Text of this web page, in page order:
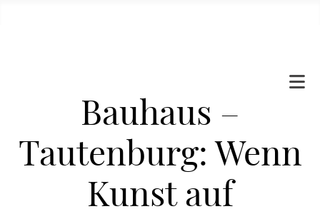
Bauhaus –
Tautenburg: Wenn
Kunst auf